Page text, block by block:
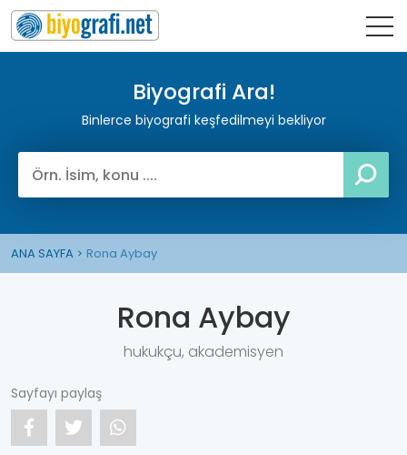
Biyografi Ara!
Binlerce biyografi keşfedilmeyi bekliyor
ANA SAYFA Rona Aybay
Rona Aybay
hukukçu, akademisyen
Sayfayı paylaş